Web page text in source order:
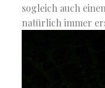
sogleich auch
natürlich immer